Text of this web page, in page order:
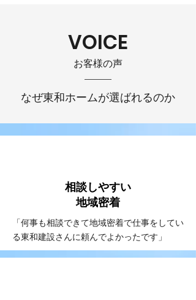
VOICE
お客様の声
なぜ東和ホームが選ばれるのか
相談しやすい
​地域密着
「何事も相談できて地域密着で仕事をしてい
る東和建設さんに頼んでよかったです」